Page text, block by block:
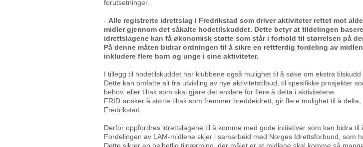
forutsetninger.
- Alle registrerte idrettslag i Fredrikstad som driver aktiviteter rettet mot
midler gjennom det såkalte hodetilskuddet. Dette betyr at tildelingen
idrettslagene kan få økonomisk støtte som står i forhold til størrelsen på
På denne måten bidrar ordningen til å sikre en rettferdig fordeling av
inkludere flere barn og unge i sine aktiviteter.
I tillegg til hodetilskuddet har klubbene også mulighet til å søke om ekstra tilskudd
Dette kan omfatte alt fra utvikling av nye aktivitetstilbud, til spesifikke prosjekter
behov, eller tiltak som skal gjøre det enklere for flere å delta i aktivitetene.
FRID ønsker å støtte tiltak som fremmer breddeidrett, gir flere mulighet til å
Fredrikstad.
Derfor oppfordres idrettslagene til å komme med gode initiativer som kan bidra
Fordelingen av LAM-midlene skjer i samarbeid med Norges Idrettsforbund, som